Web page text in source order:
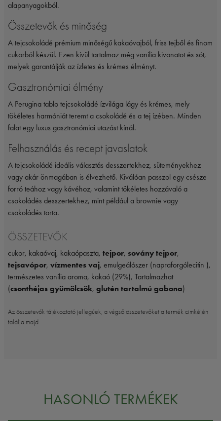
alapanyagokból.
Összetevők és minőség
A tejcsokoládé prémium minőségű kakaóvajból, friss tejből és finom
cukorból készül. Ezen kívül tartalmaz még vanília kivonatot és sót,
melyek garantálják az ízletes és krémes élményt.
Gasztronómiai élmény
A Perugina tablo tejcsokoládé ízvilága lágy és krémes, mely
tökéletes harmóniát teremt a csokoládé és a tej ízében. Minden
falat egy luxus gasztronómiai utazást kínál.
Felhasználás és recept javaslatok
A tejcsokoládé ideális választás desszertekhez, süteményekhez
vagy akár önmagában is élvezhető. Kiválóan passzol egy csésze
forró teához vagy kávéhoz, valamint tökéletes hozzávaló a
csokoládés desszertekhez, mint például a brownie vagy
csokoládés torta.
ÖSSZETEVŐK
cukor, kakaóvaj, kakaópaszta, tejpor, sovány tejpor,
tejsavópor, vízmentes vaj, emulgeálószer (napraforgólecitin ),
természetes vanília aroma, kakaó (29%), Tartalmazhat
(csonthéjas gyümölcsök, glutén tartalmú gabona)
Az összetevők tájékoztató jellegűek, a végső összetevőket a termék cimkéjén
találja majd
HASONLÓ TERMÉKEK